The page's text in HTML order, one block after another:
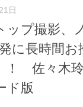
日
ップ撮影、
に長時間お
！ 佐々木
ド版